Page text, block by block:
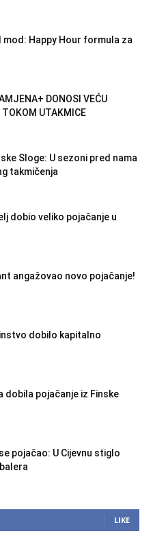
mod: Happy Hour formula za
DONOSI VEĆU
UTAKMICE
Sloge: U sezoni pred nama
takmičenja
dobio veliko pojačanje u
angažovao novo pojačanje!
dobilo kapitalno
dobila pojačanje iz Finske
pojačao: U Cijevnu stiglo
LIKE